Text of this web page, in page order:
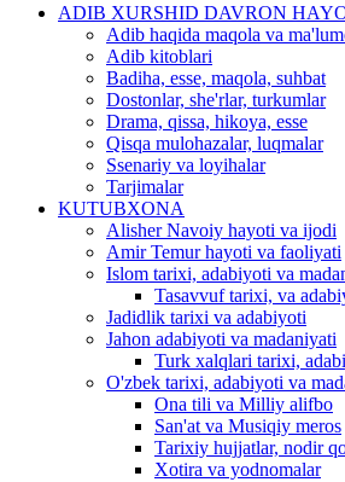
ADIB XURSHID DAVRON
Adib haqida maqola va
Adib kitoblari
Badiha, esse, maqola, suhbat
Dostonlar, she'rlar, turkumlar
Drama, qissa, hikoya, esse
Qisqa mulohazalar, luqmalar
Ssenariy va loyihalar
Tarjimalar
KUTUBXONA
Alisher Navoiy hayoti va ijodi
Amir Temur hayoti va faoliyati
Islom tarixi, adabiyoti va
Tasavvuf tarixi, va
Jadidlik tarixi va adabiyoti
Jahon adabiyoti va madaniyati
Turk xalqlari tarixi,
O'zbek tarixi, adabiyoti va
Ona tili va Milliy alifbo
San'at va Musiqiy meros
Tarixiy hujjatlar, nodir
Xotira va yodnomalar